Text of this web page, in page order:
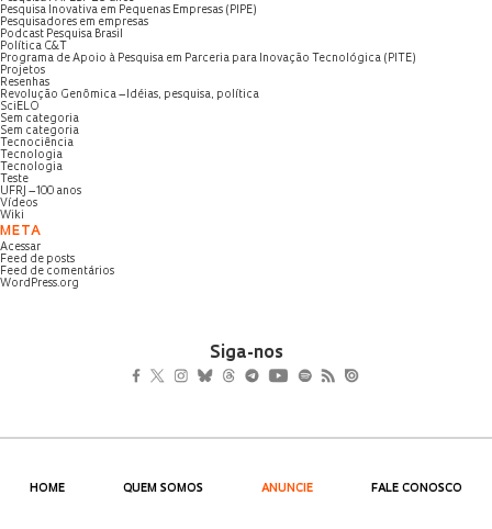
Pesquisa Inovativa em Pequenas Empresas (PIPE)
Pesquisadores em empresas
Podcast Pesquisa Brasil
Política C&T
Programa de Apoio à Pesquisa em Parceria para Inovação Tecnológica (PITE)
Projetos
Resenhas
Revolução Genômica – Idéias, pesquisa, política
SciELO
Sem categoria
Sem categoria
Tecnociência
Tecnologia
Tecnologia
Teste
UFRJ – 100 anos
Vídeos
Wiki
META
Acessar
Feed de posts
Feed de comentários
WordPress.org
Siga-nos
HOME QUEM SOMOS ANUNCIE FALE CONOSCO